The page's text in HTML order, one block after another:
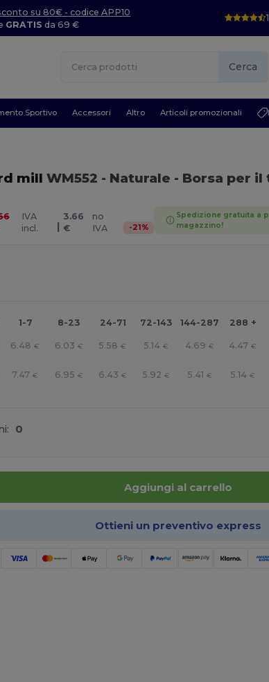
su 80€ - codice APP10
GRATIS da 69 €
Cerca
Sportivo Accessori Altro Articoli promozionali
mill WM552 - Naturale - Borsa per
IVA
incl.
|
3.66
€
no
IVA
-21%
Spedizione gratuita a
magazzino!
1-7 8-23 24-71 72-143 144-287 288 +
6.48 € 6.03 € 5.58 € 5.14 € 4.69 € 4.47 €
7.47 € 6.95 € 6.43 € 5.92 € 5.41 € 5.14 €
0
Aggiungi al carrello
Ottieni un preventivo express